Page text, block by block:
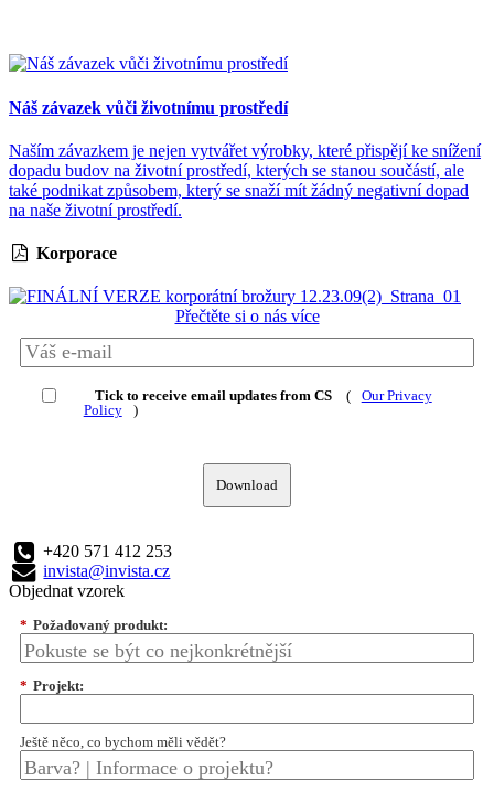
Náš závazek vůči životnímu prostředí
Naším závazkem je nejen vytvářet výrobky, které přispějí ke snížení
dopadu budov na životní prostředí, kterých se stanou součástí, ale
také podnikat způsobem, který se snaží mít žádný negativní dopad
na naše životní prostředí.
Korporace
Přečtěte si o nás více
Tick to receive email updates from CS (
Our Privacy
Policy
)
Download
+420 571 412 253
invista@invista.cz
Objednat vzorek
* Požadovaný produkt:
* Projekt:
Ještě něco, co bychom měli vědět?